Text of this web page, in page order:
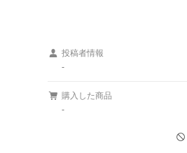
投稿者情報
-
購入した商品
-